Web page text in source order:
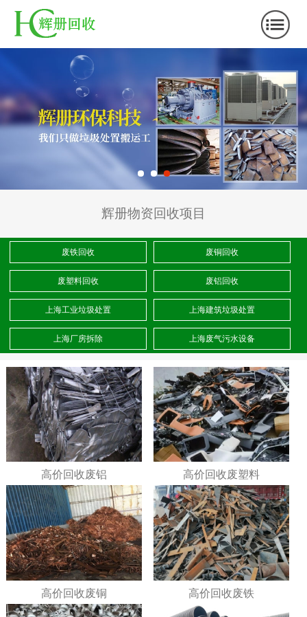
辉册物资回收项目
废铁回收 废铜回收
废塑料回收 废铝回收
上海工业垃圾处置 上海建筑垃圾处置
上海厂房拆除 上海废气污水设备
高价回收废铝 高价回收废塑料
高价回收废铜 高价回收废铁